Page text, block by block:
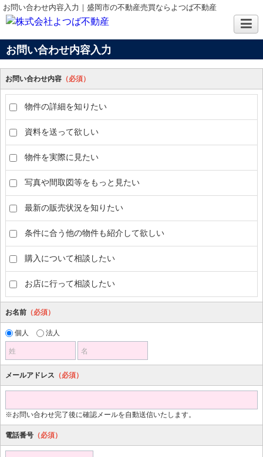
お問い合わせ内容入力｜盛岡市の不動産売買ならよつば不動産
お問い合わせ内容入力
お問い合わせ内容 （必須）
物件の詳細を知りたい
資料を送って欲しい
物件を実際に見たい
写真や間取図等をもっと見たい
最新の販売状況を知りたい
条件に合う他の物件も紹介して欲しい
購入について相談したい
お店に行って相談したい
お名前 （必須）
個人 法人
姓 名
メールアドレス （必須）
※お問い合わせ完了後に確認メールを自動送信いたします。
電話番号 （必須）